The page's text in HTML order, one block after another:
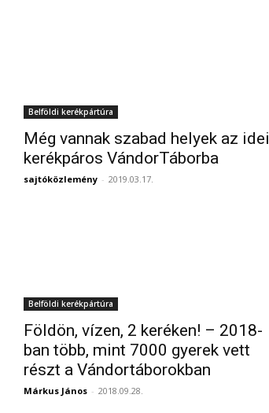
Belföldi kerékpártúra
Még vannak szabad helyek az idei
kerékpáros VándorTáborba
sajtóközlemény - 2019.03.17.
Belföldi kerékpártúra
Földön, vízen, 2 keréken! – 2018-
ban több, mint 7000 gyerek vett
részt a Vándortáborokban
Márkus János - 2018.09.28.